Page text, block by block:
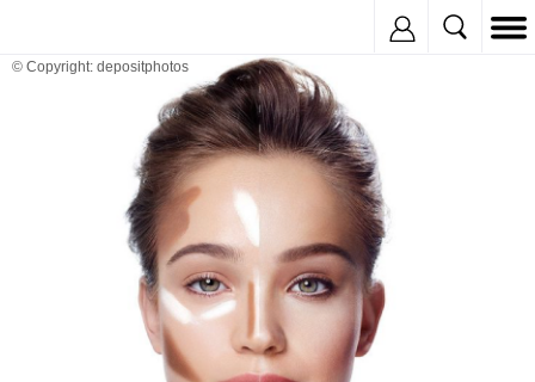
© Copyright: depositphotos